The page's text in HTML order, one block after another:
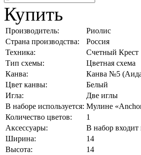
Купить
Производитель:
Риолис
Страна производства:
Россия
Техника:
Счетный Крест
Тип схемы:
Цветная схема
Канва:
Канва №5
Цвет канвы:
Белый
Игла:
Две иглы
В наборе используется: Мулине
Количество цветов:
1
Аксессуары:
В набор входит
Ширина:
14
Высота:
14